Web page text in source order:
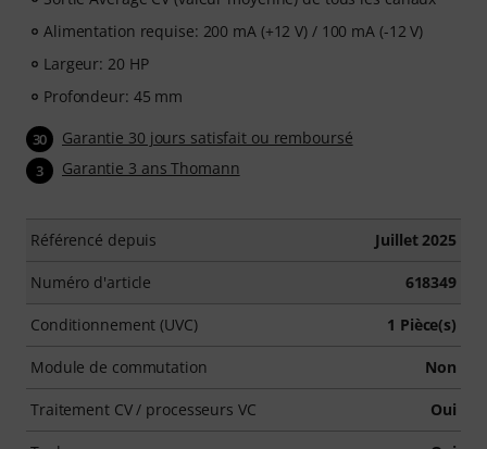
Alimentation requise: 200 mA (+12 V) / 100 mA (-12 V)
Largeur: 20 HP
Profondeur: 45 mm
30 Garantie 30 jours satisfait ou remboursé
3 Garantie 3 ans Thomann
Référencé depuis Juillet 2025
Numéro d'article 618349
Conditionnement (UVC) 1 Pièce(s)
Module de commutation Non
Traitement CV / processeurs VC Oui